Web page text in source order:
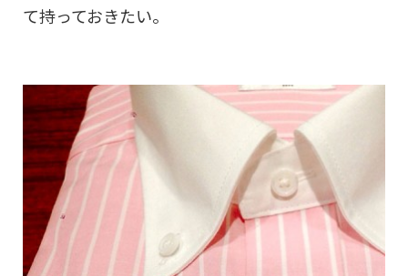
て持っておきたい。